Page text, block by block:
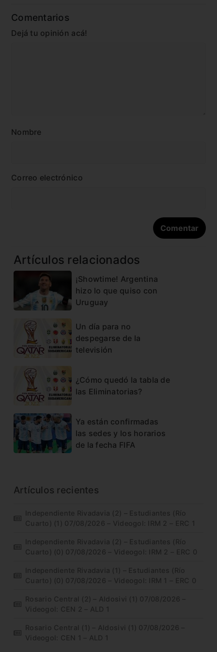
Comentarios
Dejá tu opinión acá!
Nombre
Correo electrónico
Artículos relacionados
¡Showtime! Argentina
hizo lo que quiso con
Uruguay
Un día para no
despegarse de la
televisión
¿Cómo quedó la tabla de
las Eliminatorias?
Ya están confirmadas
las sedes y los horarios
de la fecha FIFA
Artículos recientes
Independiente Rivadavia (2) – Estudiantes (Río
Cuarto) (1) 07/08/2026 – Videogol: IRM 2 – ERC 1
Independiente Rivadavia (2) – Estudiantes (Río
Cuarto) (0) 07/08/2026 – Videogol: IRM 2 – ERC 0
Independiente Rivadavia (1) – Estudiantes (Río
Cuarto) (0) 07/08/2026 – Videogol: IRM 1 – ERC 0
Rosario Central (2) – Aldosivi (1) 07/08/2026 –
Videogol: CEN 2 – ALD 1
Rosario Central (1) – Aldosivi (1) 07/08/2026 –
Videogol: CEN 1 – ALD 1